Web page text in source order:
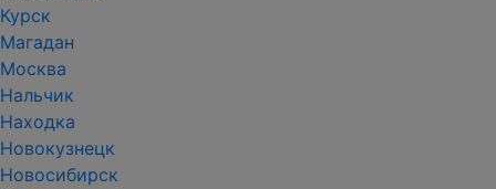
Курск
Магадан
Москва
Нальчик
Находка
Новокузнецк
Новосибирск